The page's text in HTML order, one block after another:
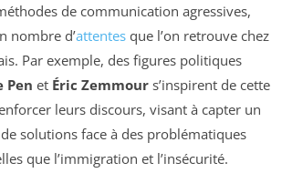
de communication agressives,
nombre d’attentes que l’on retrouve chez
Par exemple, des figures politiques
Pen et Éric Zemmour s’inspirent de cette
leurs discours, visant à capter un
solutions face à des problématiques
que l’immigration et l’insécurité.